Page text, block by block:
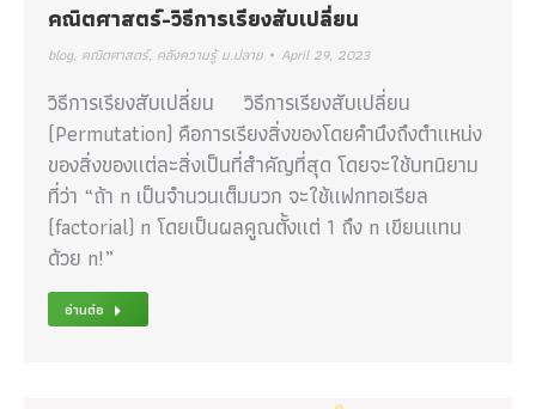
คณิตศาสตร์-วิธีการเรียงสับเปลี่ยน
blog, คณิตศาสตร์, คลังความรู้ ม.ปลาย April 29, 2023
วิธีการเรียงสับเปลี่ยน วิธีการเรียงสับเปลี่ยน
(Permutation) คือการเรียงสิ่งของโดยคำนึงถึงตำเเหน่ง
ของสิ่งของเเต่ละสิ่งเป็นที่สำคัญที่สุด โดยจะใช้บทนิยาม
ที่ว่า “ถ้า n เป็นจำนวนเต็มบวก จะใช้เเฟกทอเรียล
(factorial) n โดยเป็นผลคูณตั้งเเต่ 1 ถึง n เขียนเเทน
ด้วย n!”
อ่านต่อ